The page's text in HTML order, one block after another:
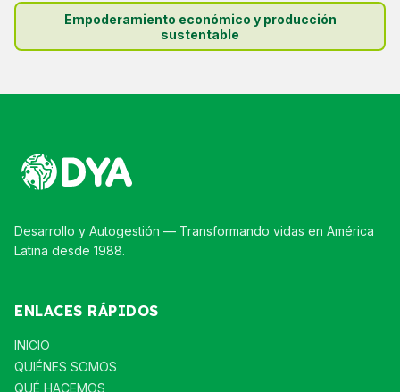
Empoderamiento económico y producción
sustentable
Desarrollo y Autogestión — Transformando vidas en América
Latina desde 1988.
ENLACES RÁPIDOS
INICIO
QUIÉNES SOMOS
QUÉ HACEMOS